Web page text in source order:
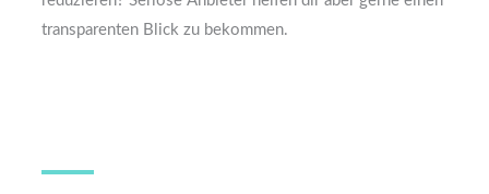
transparenten Blick zu bekommen.